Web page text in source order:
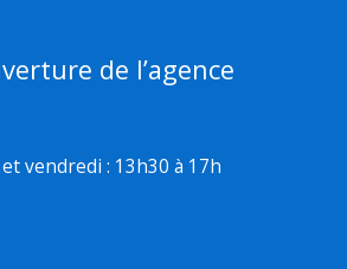
de l’agence
vendredi : 13h30 à 17h